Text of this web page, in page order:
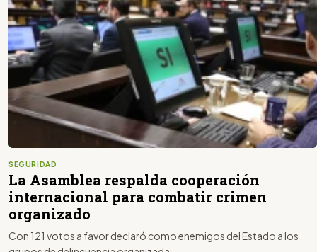
SEGURIDAD
La Asamblea respalda cooperación
internacional para combatir crimen
organizado
Con 121 votos a favor declaró como enemigos del Estado a los